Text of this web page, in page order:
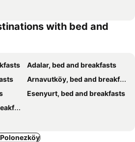
with bed and
Adalar, bed and breakfasts
Arnavutköy, bed and breakfasts
Esenyurt, bed and breakfasts